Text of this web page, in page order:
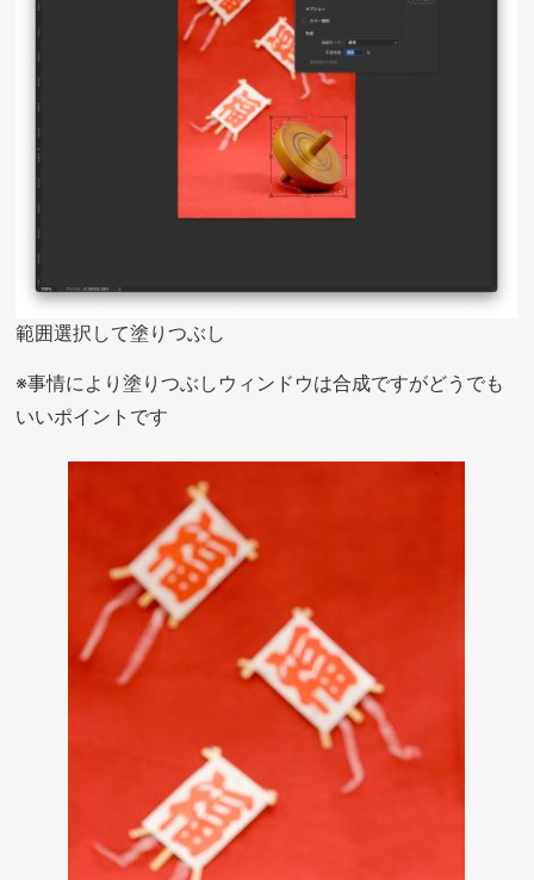
範囲選択して塗りつぶし
※事情により塗りつぶしウィンドウは合成ですがどうでも
いいポイントです